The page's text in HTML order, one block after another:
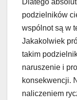
podzielników
wspólnot są w
Jakakolwiek
takim
naruszenie i
konsekwencji.
naliczeniem